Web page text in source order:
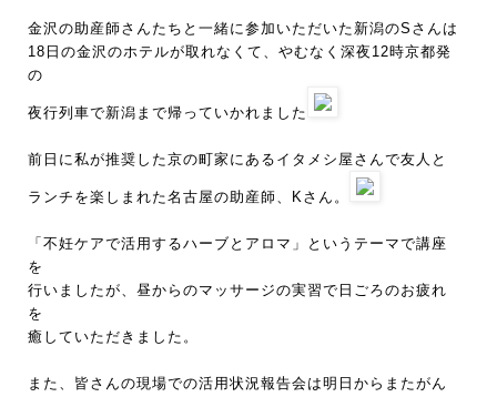
金沢の助産師さんたちと一緒に参加いただいた新潟のSさんは
18日の金沢のホテルが取れなくて、やむなく深夜12時京都発
の
夜行列車で新潟まで帰っていかれました
前日に私が推奨した京の町家にあるイタメシ屋さんで友人と
ランチを楽しまれた名古屋の助産師、Kさん。
「不妊ケアで活用するハーブとアロマ」というテーマで講座
を
行いましたが、昼からのマッサージの実習で日ごろのお疲れ
を
癒していただきました。
また、皆さんの現場での活用状況報告会は明日からまたがん